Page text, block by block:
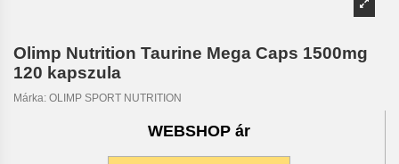
Olimp Nutrition Taurine Mega Caps 1500mg
120 kapszula
Márka: OLIMP SPORT NUTRITION
WEBSHOP ár